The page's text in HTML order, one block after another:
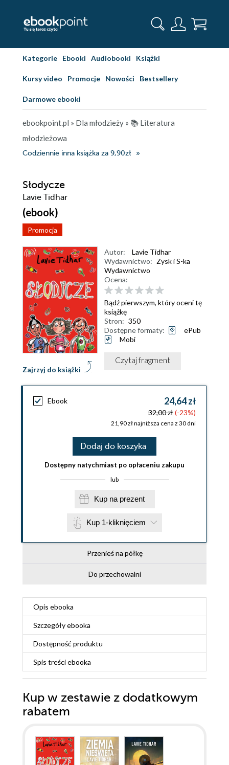
Kategorie Ebooki Audiobooki Książki
Kursy video Promocje Nowości Bestsellery
Darmowe ebooki
ebookpoint.pl » Dla młodzieży » 📚 Literatura
młodzieżowa
Codziennie inna książka za 9,90zł
Słodycze
Lavie Tidhar
(ebook)
Promocja
Zajrzyj do książki
Autor:
Lavie Tidhar
Wydawnictwo: Zysk i S-ka
Wydawnictwo
Ocena:
Bądź pierwszym, który oceni tę
książkę
Stron: 350
Dostępne formaty:
ePub
Mobi
Czytaj fragment
Ebook 24,64 zł
32,00 zł(-23%)
21,90 zł najniższa cena z 30 dni
Dodaj do koszyka
Dostępny natychmiast po opłaceniu zakupu
lub
Kup na prezent
Kup 1-kliknięciem
Przenieś na półkę
Do przechowalni
Opis ebooka
Szczegółyebooka
Dostępność produktu
Spis treściebooka
Kup w zestawie z dodatkowym
rabatem